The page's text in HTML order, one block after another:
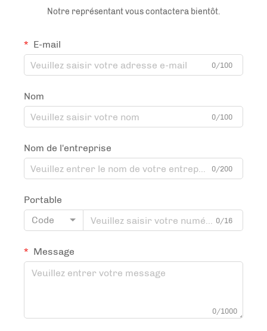
Notre représentant vous contactera bientôt.
E-mail
0/100
Nom
0/100
Nom de l'entreprise
0/200
Portable
Code
0/16
Message
0/1000